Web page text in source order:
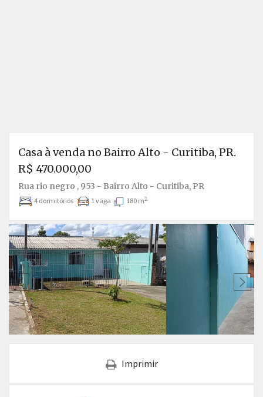
Casa à venda no Bairro Alto - Curitiba, PR.
R$ 470.000,00
Rua rio negro , 953 - Bairro Alto - Curitiba, PR
4 dormitórios 1 vaga 180 m2
Anterior
Imprimir